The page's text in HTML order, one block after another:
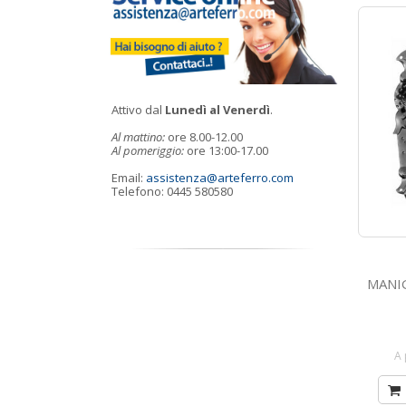
MANIGLIA
A
Attivo dal Lunedì al Venerdì.
Al mattino: ore 8.00-12.00
Al pomeriggio: ore 13:00-17.00
Email: assistenza@arteferro.com
Telefono: 0445 580580